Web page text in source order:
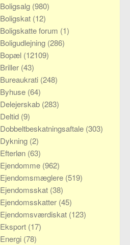
Boligsalg (980)
Boligskat (12)
Boligskatte forum (1)
Boligudlejning (286)
Bopæl (12109)
Briller (43)
Bureaukrati (248)
Byhuse (64)
Delejerskab (283)
Deltid (9)
Dobbeltbeskatningsaftale (303)
Dykning (2)
Efterløn (63)
Ejendomme (962)
Ejendomsmæglere (519)
Ejendomsskat (38)
Ejendomsskatter (45)
Ejendomsværdiskat (123)
Eksport (17)
Energi (78)